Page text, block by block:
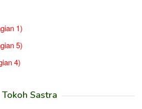
1)
5)
4)
Tokoh Sastra